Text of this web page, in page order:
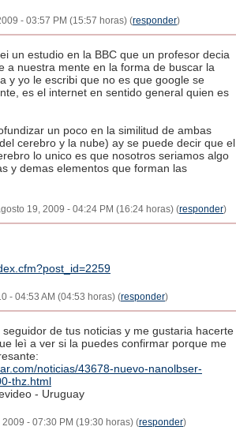
- 03:57 PM (15:57 horas) (responder)
un estudio en la BBC que un profesor decia
a nuestra mente en la forma de buscar la
y yo le escribi que no es que google se
es el internet en sentido general quien es
un poco en la similitud de ambas
cerebro y la nube) ay se puede decir que el
lo unico es que nosotros seriamos algo
y demas elementos que forman las
19, 2009 - 04:24 PM (16:24 horas) (responder)
- 04:53 AM (04:53 horas) (responder)
seguidor de tus noticias y me gustaria hacerte
leì a ver si la puedes confirmar porque me
noticias/43678-nuevo-nanolbser-
thz.html
- Uruguay
- 07:30 PM (19:30 horas) (responder)